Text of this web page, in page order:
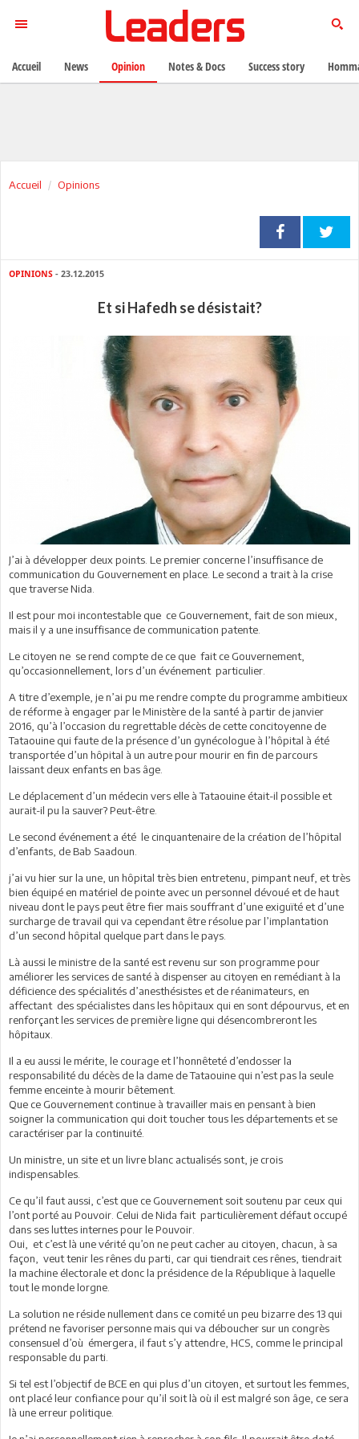
Accueil Opinions
OPINIONS - 23.12.2015
Et si Hafedh se désistait?
J’ai à développer deux points. Le premier concerne l’insuffisance de
communication du Gouvernement en place. Le second a trait à la crise
que traverse Nida.
Il est pour moi incontestable que ce Gouvernement, fait de son mieux,
mais il y a une insuffisance de communication patente.
Le citoyen ne se rend compte de ce que fait ce Gouvernement,
qu’occasionnellement, lors d’un événement particulier.
A titre d’exemple, je n’ai pu me rendre compte du programme ambitieux
de réforme à engager par le Ministère de la santé à partir de janvier
2016, qu’à l’occasion du regrettable décès de cette concitoyenne de
Tataouine qui faute de la présence d’un gynécologue à l’hôpital à été
transportée d’un hôpital à un autre pour mourir en fin de parcours
laissant deux enfants en bas âge.
Le déplacement d’un médecin vers elle à Tataouine était-il possible et
aurait-il pu la sauver? Peut-être.
Le second événement a été le cinquantenaire de la création de l’hôpital
d’enfants, de Bab Saadoun.
j’ai vu hier sur la une, un hôpital très bien entretenu, pimpant neuf, et très
bien équipé en matériel de pointe avec un personnel dévoué et de haut
niveau dont le pays peut être fier mais souffrant d’une exiguïté et d’une
surcharge de travail qui va cependant être résolue par l’implantation
d’un second hôpital quelque part dans le pays.
Là aussi le ministre de la santé est revenu sur son programme pour
améliorer les services de santé à dispenser au citoyen en remédiant à la
déficience des spécialités d’anesthésistes et de réanimateurs, en
affectant des spécialistes dans les hôpitaux qui en sont dépourvus, et en
renforçant les services de première ligne qui désencombreront les
hôpitaux.
Il a eu aussi le mérite, le courage et l’honnêteté d’endosser la
responsabilité du décès de la dame de Tataouine qui n’est pas la seule
femme enceinte à mourir bêtement.
Que ce Gouvernement continue à travailler mais en pensant à bien
soigner la communication qui doit toucher tous les départements et se
caractériser par la continuité.
Un ministre, un site et un livre blanc actualisés sont, je crois
indispensables.
Ce qu’il faut aussi, c’est que ce Gouvernement soit soutenu par ceux qui
l’ont porté au Pouvoir. Celui de Nida fait particulièrement défaut occupé
dans ses luttes internes pour le Pouvoir.
Oui, et c’est là une vérité qu’on ne peut cacher au citoyen, chacun, à sa
façon, veut tenir les rênes du parti, car qui tiendrait ces rênes, tiendrait
la machine électorale et donc la présidence de la République à laquelle
tout le monde lorgne.
La solution ne réside nullement dans ce comité un peu bizarre des 13 qui
prétend ne favoriser personne mais qui va déboucher sur un congrès
consensuel d’où émergera, il faut s’y attendre, HCS, comme le principal
responsable du parti.
Si tel est l’objectif de BCE en qui plus d’un citoyen, et surtout les femmes,
ont placé leur confiance pour qu’il soit là où il est malgré son âge, ce sera
là une erreur politique.
Accueil News Opinion Notes & Docs Success story